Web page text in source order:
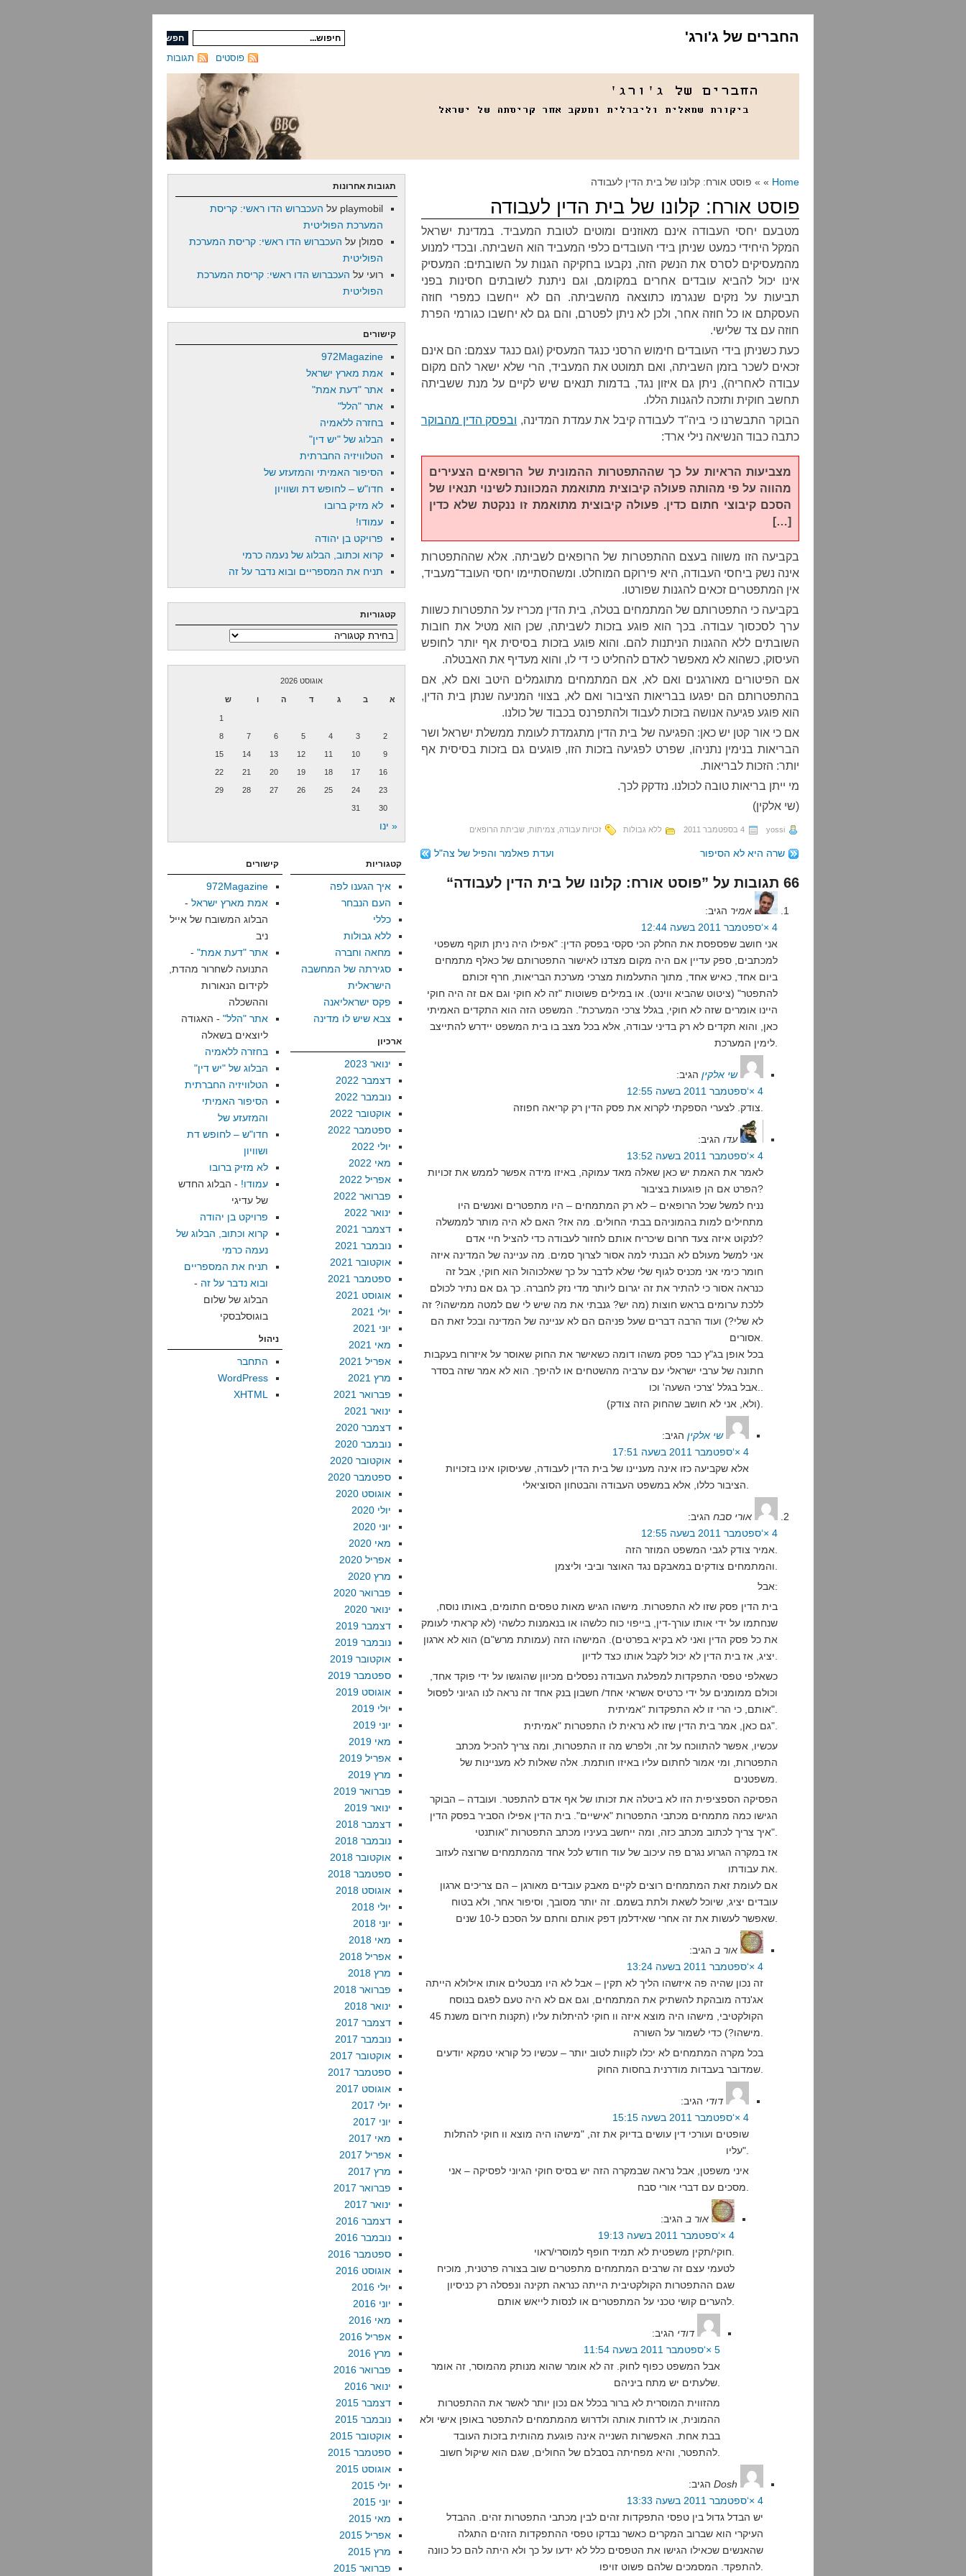
החברים של ג'ורג'
תגובות פוסטים
Home » » פוסט אורח: קלונו של בית הדין לעבודה
פוסט אורח: קלונו של בית הדין לעבודה
מטבעם יחסי העבודה אינם מאוזנים ומוטים לטובת המעביד. במדינת ישראל
המקל היחידי כמעט שניתן בידי העובדים כלפי המעביד הוא השביתה. ובכדי למנוע
מהמעסיקים לסרס את הנשק הזה, נקבעו בחקיקה הגנות על השובתים: המעסיק
אינו יכול להביא עובדים אחרים במקומם, וגם ניתנת לשובתים חסינות בפני
תביעות על נזקים שנגרמו כתוצאה מהשביתה. הם לא ייחשבו כמפרי חוזה
העסקתם או כל חוזה אחר, ולכן לא ניתן לפטרם, והם גם לא יחשבו כגורמי הפרת
חוזה עם צד שלישי.
כעת כשניתן בידי העובדים חימוש הרסני כנגד המעסיק (וגם כנגד עצמם: הם אינם
זכאים לשכר בזמן השביתה, ואם תמוטט את המעביד, הרי שלא ישאר להם מקום
עבודה לאחריה), ניתן גם איזון נגד, בדמות תנאים שיש לקיים על מנת ששביתה
תחשב חוקית ותזכה להגנות הללו.
הבוקר התבשרנו כי ביה"ד לעבודה קיבל את עמדת המדינה, ובפסק הדין מהבוקר
כתבה כבוד הנשיאה נילי ארד:
מצביעות הראיות על כך שההתפטרות ההמונית של הרופאים הצעירים
מהווה על פי מהותה פעולה קיבוצית מתואמת המכוונת לשינוי תנאיו של
הסכם קיבוצי חתום כדין. פעולה קיבוצית מתואמת זו ננקטת שלא כדין
[…]
בקביעה הזו משווה בעצם ההתפטרות של הרופאים לשביתה. אלא שההתפטרות
אינה נשק ביחסי העבודה, היא פירוקם המוחלט. ומשהסתיימו יחסי העובד־מעביד,
אין המתפטרים זכאים להגנות שפורטו.
בקביעה כי התפטרותם של המתמחים בטלה, בית הדין מכריז על התפטרות כשוות
ערך לסכסוך עבודה. בכך הוא פוגע בזכות לשביתה, שכן הוא מטיל את חובות
השובתים ללא ההגנות הניתנות להם. והוא פוגע בזכות בסיסית אף יותר לחופש
העיסוק, כשהוא לא מאפשר לאדם להחליט כי די לו, והוא מעדיף את האבטלה.
אם הפיטורים מאורגנים ואם לא, אם המתמחים מתוגמלים היטב ואם לא, אם
בהתפטרותם הם יפגעו בבריאות הציבור ואם לא, בצווי המניעה שנתן בית הדין,
הוא פוגע פגיעה אנושה בזכות לעבוד ולהתפרנס בכבוד של כולנו.
אם כי אור קטן יש כאן: הפגיעה של בית הדין מתגמדת לעומת ממשלת ישראל ושר
הבריאות בנימין נתניהו, שפרט לפגיעה בזכות הזו, פוגעים גם בזכות בסיסית אף
יותר: הזכות לבריאות.
מי ייתן בריאות טובה לכולנו. נזדקק לכך.
(שי אלקין)
yossi 4 בספטמבר 2011 ללא גבולות זכויות עבודה צמיתות שביתת הרופאים
שרה היא לא הסיפור ועדת פאלמר והפיל של צה"ל
66 תגובות על ”פוסט אורח: קלונו של בית הדין לעבודה“
אמיר הגיב:
4 ×‘ספטמבר 2011 בשעה 12:44
אני חושב שפספסת את החלק הכי סקסי בפסק הדין: "אפילו היה ניתן תוקף משפטי
למכתבים, ספק עדיין אם היה מקום מצדנו לאישור התפטרותם של כאלף מתמחים
ביום אחד, כאיש אחד, מתוך התעלמות מצרכי מערכת הבריאות, חרף זכותם
להתפטר" (ציטוט שהביא ווינט). או במילים פשוטות "זה לא חוקי וגם אם זה היה חוקי
היינו אומרים שזה לא חוקי, בגלל צרכי המערכת". המשפט הזה הוא התקדים האמיתי
כאן, והוא תקדים לא רק בדיני עבודה, אלא בכל מצב בו בית המשפט יידרש להתייצב
שי אלקין הגיב:
4 ×‘ספטמבר 2011 בשעה 12:55
עדו הגיב:
4 ×‘ספטמבר 2011 בשעה 13:52
לאמר את האמת יש כאן שאלה מאד עמוקה, באיזו מידה אפשר לממש את זכויות
הפרט אם הן פוגעות בציבור?
נניח למשל שכל הרופאים – לא רק המתמחים – היו מתפטרים ואנשים היו
מתחילים למות בהמוניהם בבתי החולים. מה אז? האם לא היה מותר לממשלה
לנקוט איזה צעד חרום שיכריח אותם לחזור לעבודה כדי להציל חיי אדם?
אני למשל מעולם לא הבנתי למה אסור לצרוך סמים. מה עניינה של המדינה איזה
חומר כימי אני מכניס לגוף שלי שלא לדבר על כך שאלכוהול הוא חוקי, אבל זה
כנראה אסור כי להתיר את זה יגרום ליותר מדי נזק לחברה. כך גם אם נתיר לכולם
ללכת ערומים בראש חוצות (מה יש? גנבתי את מה שיש לי שם למטה ממישהו? זה
לא שלי?) ועוד הרבה דברים שעל פניהם הם לא עניינה של המדינה ובכל זאת הם
בכל אופן בג"ץ כבר פסק משהו דומה כשאישר את החוק שאוסר על איזרוח בעקבות
חתונה של ערבי ישראלי עם ערביה מהשטחים או להיפך. הוא לא אמר שזה בסדר
(ולא, אני לא חושב שהחוק הזה צודק).
שי אלקין הגיב:
4 ×‘ספטמבר 2011 בשעה 17:51
אלא שקביעה כזו אינה מעניינו של בית הדין לעבודה, שעיסוקו אינו בזכויות
אורי סבח הגיב:
4 ×‘ספטמבר 2011 בשעה 12:55
אבל:
בית הדין פסק שזו לא התפטרות. מישהו הגיש מאות טפסים חתומים, באותו נוסח,
שנחתמו על ידי אותו עורך-דין, בייפוי כוח כלשהו או בנאמנות כלשהי (לא קראתי לעומק
את כל פסק הדין ואני לא בקיא בפרטים). המישהו הזה (עמותת מרש"ם) הוא לא ארגון
כשאלפי טפסי התפקדות למפלגת העבודה נפסלים מכיוון שהוגשו על ידי פוקד אחד,
וכולם ממומנים על ידי כרטיס אשראי אחד/ חשבון בנק אחד זה נראה לנו הגיוני לפסול
אותם, כי הרי זו לא התפקדות "אמיתית".
גם כאן, אמר בית הדין שזו לא נראית לו התפטרות "אמיתית".
עכשיו, אפשר להתווכח על זה, ולפרש מה זו התפטרות, ומה צריך להכיל מכתב
התפטרות, ומי אמור לחתום עליו באיזו חותמת. אלה שאלות לא מעניינות של
הפסיקה הספציפית הזו לא ביטלה את זכותו של אף אדם להתפטר. ועובדה – הבוקר
הגישו כמה מתמחים מכתבי התפטרות "אישיים". בית הדין אפילו הסביר בפסק הדין
איך צריך לכתוב מכתב כזה, ומה ייחשב בעיניו מכתב התפטרות "אותנטי".
אז במקרה הגרוע נגרם פה עיכוב של עוד חודש לכל אחד מהמתמחים שרוצה לעזוב
אם לעומת זאת המתמחים רוצים לקיים מאבק עובדים מאורגן – הם צריכים ארגון
עובדים יציג, שיוכל לשאת ולתת בשמם. זה יותר מסובך, וסיפור אחר, ולא בטוח
אור ב הגיב:
4 ×‘ספטמבר 2011 בשעה 13:24
זה נכון שהיה פה איזשהו הליך לא תקין – אבל לא היו מבטלים אותו אילולא הייתה
אג'נדה מובהקת להשתיק את המתמחים, וגם אם לא היה טעם לפגם בנוסח
הקולקטיבי, מישהו היה מוצא איזה וו חוקי להיתלות עליו (תקנות חירום משנת 45
בכל מקרה המתמחים לא יכלו לקוות לטוב יותר – עכשיו כל קוראי טמקא יודעים
דודי הגיב:
4 ×‘ספטמבר 2011 בשעה 15:15
שופטים ועורכי דין עושים בדיוק את זה, "מישהו היה מוצא וו חוקי להתלות
עליו".
איני משפטן, אבל נראה שבמקרה הזה יש בסיס חוקי הגיוני לפסיקה – אני
אור ב הגיב:
4 ×‘ספטמבר 2011 בשעה 19:13
לטעמי עצם זה שרבים המתמחים מתפטרים שוב בצורה פרטנית, מוכיח
שגם ההתפטרות הקולקטיבית הייתה כנראה תקינה ונפסלה רק כניסיון
דודי הגיב:
5 ×‘ספטמבר 2011 בשעה 11:54
אבל המשפט כפוף לחוק. זה לא אומר שהוא מנותק מהמוסר, זה אומר
מהזווית המוסרית לא ברור בכלל אם נכון יותר לאשר את ההתפטרות
ההמונית, או לדחות אותה ולדרוש מהמתמחים להתפטר באופן אישי ולא
בבת אחת. האפשרות השנייה אינה פוגעת מהותית בזכות העובד
Dosh הגיב:
4 ×‘ספטמבר 2011 בשעה 13:33
יש הבדל גדול בין טפסי התפקדות זהים לבין מכתבי התפטרות זהים. ההבדל
העיקרי הוא שברוב המקרים כאשר נבדקו טפסי ההתפקדות הזהים התגלה
שהאנשים שכאילו הגישו את הטפסים כלל לא ידעו על כך ולא היתה להם כל כוונה
תגובות אחרונות
playmobil על העכברוש הדו ראשי: קריסת
המערכת הפוליטית
סמולן על העכברוש הדו ראשי: קריסת המערכת
הפוליטית
רועי על העכברוש הדו ראשי: קריסת המערכת
הפוליטית
קישורים
972Magazine
אמת מארץ ישראל
אתר "דעת אמת"
אתר "הלל"
בחזרה ללאמיה
הבלוג של "יש דין"
הטלוויזיה החברתית
הסיפור האמיתי והמזעזע של
חדו"ש – לחופש דת ושוויון
לא מזיק ברובו
עמודו!
פרויקט בן יהודה
קרוא וכתוב, הבלוג של נעמה כרמי
תניח את המספריים ובוא נדבר על זה
קטגוריות
קטגוריות
אוגוסט 2026
א ב ג ד ה ו ש
1
2
3
4
5
6
7
8
9
10
11
12
13
14
15
16
17
18
19
20
21
22
23
24
25
26
27
28
29
30
31
« ינו
קטגוריות
איך הגענו לפה
העם הנבחר
כללי
ללא גבולות
מחאה וחברה
סגירתה של המחשבה
הישראלית
פקס ישראליאנה
צבא שיש לו מדינה
ארכיון
ינואר 2023
דצמבר 2022
נובמבר 2022
אוקטובר 2022
ספטמבר 2022
יולי 2022
מאי 2022
אפריל 2022
פברואר 2022
ינואר 2022
דצמבר 2021
נובמבר 2021
אוקטובר 2021
ספטמבר 2021
אוגוסט 2021
יולי 2021
יוני 2021
מאי 2021
אפריל 2021
מרץ 2021
פברואר 2021
ינואר 2021
דצמבר 2020
נובמבר 2020
אוקטובר 2020
ספטמבר 2020
אוגוסט 2020
יולי 2020
יוני 2020
מאי 2020
אפריל 2020
מרץ 2020
פברואר 2020
ינואר 2020
דצמבר 2019
נובמבר 2019
אוקטובר 2019
ספטמבר 2019
אוגוסט 2019
יולי 2019
יוני 2019
מאי 2019
אפריל 2019
מרץ 2019
פברואר 2019
ינואר 2019
דצמבר 2018
נובמבר 2018
אוקטובר 2018
ספטמבר 2018
אוגוסט 2018
יולי 2018
יוני 2018
מאי 2018
אפריל 2018
מרץ 2018
פברואר 2018
ינואר 2018
דצמבר 2017
נובמבר 2017
אוקטובר 2017
ספטמבר 2017
אוגוסט 2017
יולי 2017
יוני 2017
מאי 2017
אפריל 2017
מרץ 2017
פברואר 2017
ינואר 2017
דצמבר 2016
נובמבר 2016
ספטמבר 2016
אוגוסט 2016
יולי 2016
יוני 2016
מאי 2016
אפריל 2016
מרץ 2016
פברואר 2016
ינואר 2016
דצמבר 2015
נובמבר 2015
אוקטובר 2015
ספטמבר 2015
אוגוסט 2015
יולי 2015
יוני 2015
מאי 2015
אפריל 2015
מרץ 2015
פברואר 2015
קישורים
972Magazine
אמת מארץ ישראל -
הבלוג המשובח של אייל
ניב
אתר "דעת אמת" -
התנועה לשחרור מהדת,
לקידום הנאורות
וההשכלה
אתר "הלל" - האגודה
ליוצאים בשאלה
בחזרה ללאמיה
הבלוג של "יש דין"
הטלוויזיה החברתית
הסיפור האמיתי
והמזעזע של
חדו"ש – לחופש דת
ושוויון
לא מזיק ברובו
עמודו! - הבלוג החדש
של עדיגי
פרויקט בן יהודה
קרוא וכתוב, הבלוג של
נעמה כרמי
תניח את המספריים
ובוא נדבר על זה -
הבלוג של שלום
בוגוסלבסקי
ניהול
התחבר
WordPress
XHTML